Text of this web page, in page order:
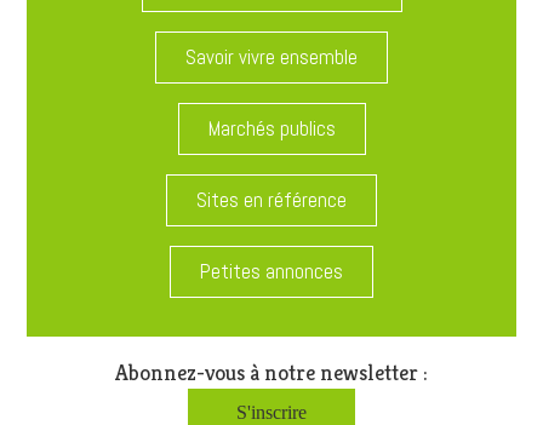
Savoir vivre ensemble
Marchés publics
Sites en référence
Petites annonces
Abonnez-vous à notre newsletter :
S'inscrire